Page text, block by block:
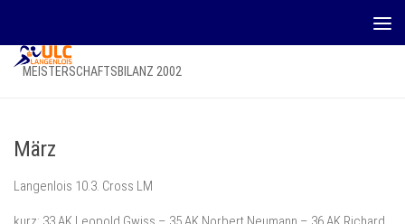
MEISTERSCHAFTSBILANZ 2002
März
Langenlois 10.3. Cross LM